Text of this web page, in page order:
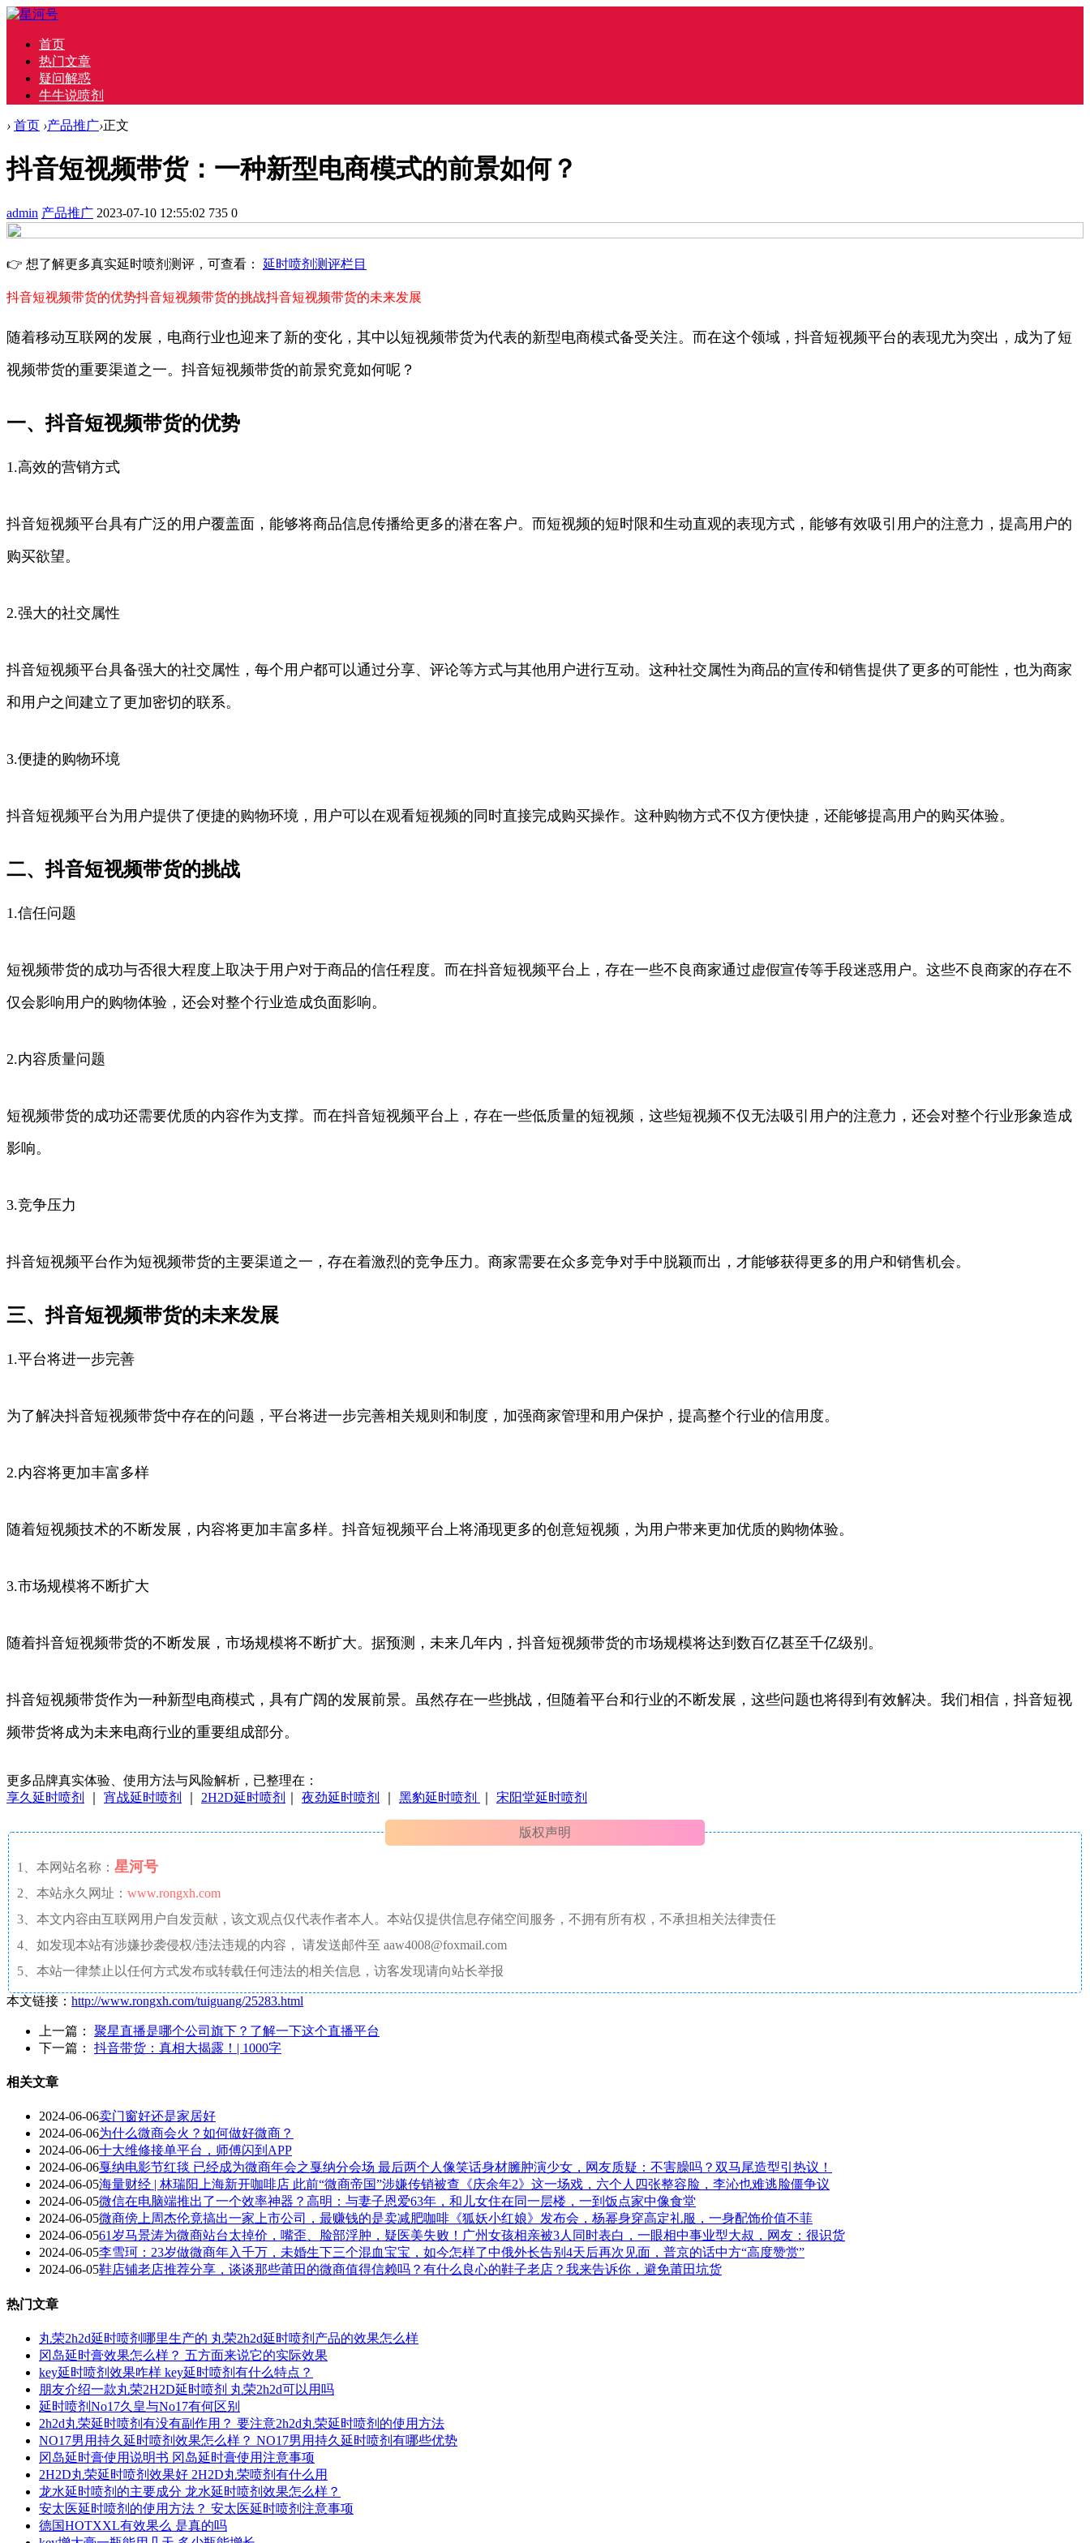
首页
热门文章
疑问解惑
牛牛说喷剂
› 首页 ›产品推广›正文
抖音短视频带货：一种新型电商模式的前景如何？
admin 产品推广 2023-07-10 12:55:02 735 0
👉 想了解更多真实延时喷剂测评，可查看： 延时喷剂测评栏目
抖音短视频带货的优势抖音短视频带货的挑战抖音短视频带货的未来发展
随着移动互联网的发展，电商行业也迎来了新的变化，其中以短视频带货为代表的新型电商模式备受关注。而在这个领域，抖音短视频平台的表现尤为突出，成为了短
视频带货的重要渠道之一。抖音短视频带货的前景究竟如何呢？
一、抖音短视频带货的优势
1.高效的营销方式
抖音短视频平台具有广泛的用户覆盖面，能够将商品信息传播给更多的潜在客户。而短视频的短时限和生动直观的表现方式，能够有效吸引用户的注意力，提高用户的
购买欲望。
2.强大的社交属性
抖音短视频平台具备强大的社交属性，每个用户都可以通过分享、评论等方式与其他用户进行互动。这种社交属性为商品的宣传和销售提供了更多的可能性，也为商家
和用户之间建立了更加密切的联系。
3.便捷的购物环境
抖音短视频平台为用户提供了便捷的购物环境，用户可以在观看短视频的同时直接完成购买操作。这种购物方式不仅方便快捷，还能够提高用户的购买体验。
二、抖音短视频带货的挑战
1.信任问题
短视频带货的成功与否很大程度上取决于用户对于商品的信任程度。而在抖音短视频平台上，存在一些不良商家通过虚假宣传等手段迷惑用户。这些不良商家的存在不
仅会影响用户的购物体验，还会对整个行业造成负面影响。
2.内容质量问题
短视频带货的成功还需要优质的内容作为支撑。而在抖音短视频平台上，存在一些低质量的短视频，这些短视频不仅无法吸引用户的注意力，还会对整个行业形象造成
影响。
3.竞争压力
抖音短视频平台作为短视频带货的主要渠道之一，存在着激烈的竞争压力。商家需要在众多竞争对手中脱颖而出，才能够获得更多的用户和销售机会。
三、抖音短视频带货的未来发展
1.平台将进一步完善
为了解决抖音短视频带货中存在的问题，平台将进一步完善相关规则和制度，加强商家管理和用户保护，提高整个行业的信用度。
2.内容将更加丰富多样
随着短视频技术的不断发展，内容将更加丰富多样。抖音短视频平台上将涌现更多的创意短视频，为用户带来更加优质的购物体验。
3.市场规模将不断扩大
随着抖音短视频带货的不断发展，市场规模将不断扩大。据预测，未来几年内，抖音短视频带货的市场规模将达到数百亿甚至千亿级别。
抖音短视频带货作为一种新型电商模式，具有广阔的发展前景。虽然存在一些挑战，但随着平台和行业的不断发展，这些问题也将得到有效解决。我们相信，抖音短视
频带货将成为未来电商行业的重要组成部分。
更多品牌真实体验、使用方法与风险解析，已整理在：
享久延时喷剂
宵战延时喷剂 2H2D延时喷剂 夜劲延时喷剂 黑豹延时喷剂 宋阳堂延时喷剂
版权声明
1、本网站名称： 星河号
2、本站永久网址： www.rongxh.com
3、本文内容由互联网用户自发贡献，该文观点仅代表作者本人。本站仅提供信息存储空间服务，不拥有所有权，不承担相关法律责任
4、如发现本站有涉嫌抄袭侵权/违法违规的内容， 请发送邮件至 aaw4008@foxmail.com
5、本站一律禁止以任何方式发布或转载任何违法的相关信息，访客发现请向站长举报
本文链接： http://www.rongxh.com/tuiguang/25283.html
上一篇： 聚星直播是哪个公司旗下？了解一下这个直播平台
下一篇： 抖音带货：真相大揭露！| 1000字
相关文章
2024-06-06卖门窗好还是家居好
2024-06-06为什么微商会火？如何做好微商？
2024-06-06十大维修接单平台，师傅闪到APP
2024-06-06戛纳电影节红毯 已经成为微商年会之戛纳分会场 最后两个人像笑话身材臃肿演少女，网友质疑：不害臊吗？双马尾造型引热议！
2024-06-05海量财经 | 林瑞阳上海新开咖啡店 此前“微商帝国”涉嫌传销被查《庆余年2》这一场戏，六个人四张整容脸，李沁也难逃脸僵争议
2024-06-05微信在电脑端推出了一个效率神器？高明：与妻子恩爱63年，和儿女住在同一层楼，一到饭点家中像食堂
2024-06-05微商傍上周杰伦竟搞出一家上市公司，最赚钱的是卖减肥咖啡《狐妖小红娘》发布会，杨幂身穿高定礼服，一身配饰价值不菲
2024-06-0561岁马景涛为微商站台太掉价，嘴歪、脸部浮肿，疑医美失败！广州女孩相亲被3人同时表白，一眼相中事业型大叔，网友：很识货
2024-06-05李雪珂：23岁做微商年入千万，未婚生下三个混血宝宝，如今怎样了中俄外长告别4天后再次见面，普京的话中方“高度赞赏”
2024-06-05鞋店铺老店推荐分享，谈谈那些莆田的微商值得信赖吗？有什么良心的鞋子老店？我来告诉你，避免莆田坑货
热门文章
丸荣2h2d延时喷剂哪里生产的 丸荣2h2d延时喷剂产品的效果怎么样
冈岛延时膏效果怎么样？ 五方面来说它的实际效果
key延时喷剂效果咋样 key延时喷剂有什么特点？
朋友介绍一款丸荣2H2D延时喷剂 丸荣2h2d可以用吗
延时喷剂No17久皇与No17有何区别
2h2d丸荣延时喷剂有没有副作用？ 要注意2h2d丸荣延时喷剂的使用方法
NO17男用持久延时喷剂效果怎么样？ NO17男用持久延时喷剂有哪些优势
冈岛延时膏使用说明书 冈岛延时膏使用注意事项
2H2D丸荣延时喷剂效果好 2H2D丸荣喷剂有什么用
龙水延时喷剂的主要成分 龙水延时喷剂效果怎么样？
安太医延时喷剂的使用方法？ 安太医延时喷剂注意事项
德国HOTXXL有效果么 是真的吗